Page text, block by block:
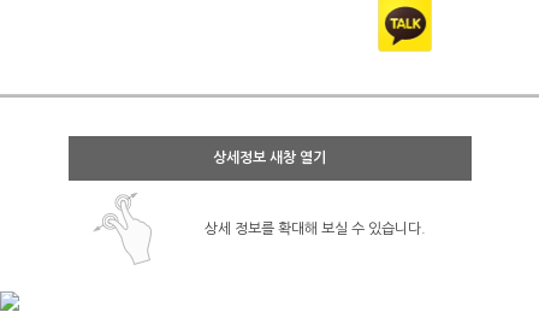
상세정보 새창 열기
상세 정보를 확대해 보실 수 있습니다.